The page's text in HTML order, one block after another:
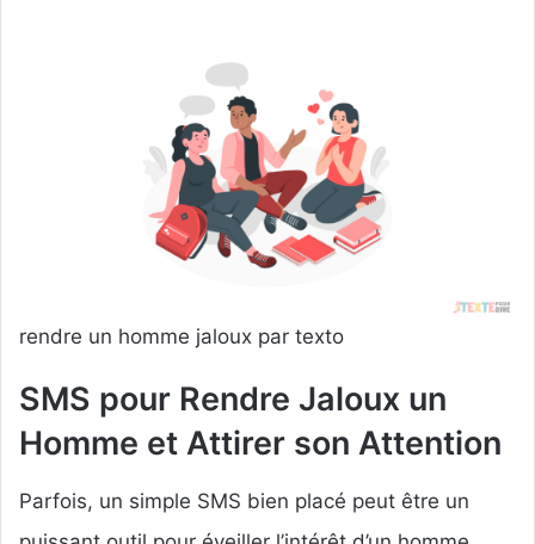
rendre un homme jaloux par texto
SMS pour Rendre Jaloux un
Homme et Attirer son Attention
Parfois, un simple SMS bien placé peut être un